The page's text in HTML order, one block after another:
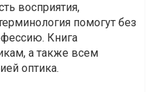
восприятия,
помогут без
Книга
а также всем
оптика.